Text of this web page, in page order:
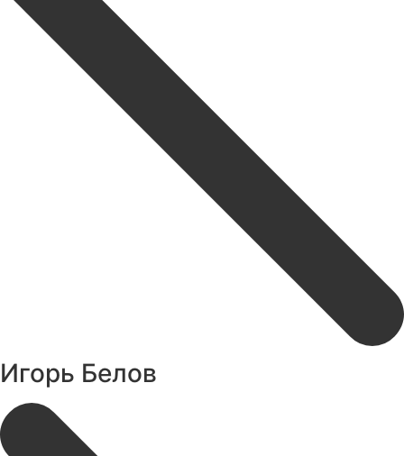
Игорь Белов